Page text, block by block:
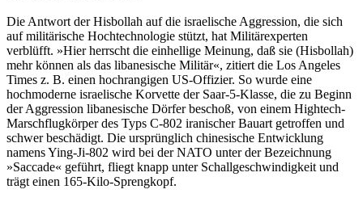
Die Antwort der Hisbollah auf die israelische Aggression, die sich
auf militärische Hochtechnologie stützt, hat Militärexperten
verblüfft. »Hier herrscht die einhellige Meinung, daß sie (Hisbollah)
mehr können als das libanesische Militär«, zitiert die Los Angeles
Times z. B. einen hochrangigen US-Offizier. So wurde eine
hochmoderne israelische Korvette der Saar-5-Klasse, die zu Beginn
der Aggression libanesische Dörfer beschoß, von einem Hightech-
Marschflugkörper des Typs C-802 iranischer Bauart getroffen und
schwer beschädigt. Die ursprünglich chinesische Entwicklung
namens Ying-Ji-802 wird bei der NATO unter der Bezeichnung
»Saccade« geführt, fliegt knapp unter Schallgeschwindigkeit und
trägt einen 165-Kilo-Sprengkopf.